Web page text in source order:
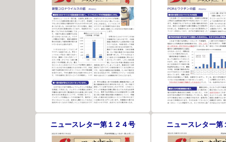
ニュースレター第１２４号 ニュースレター第